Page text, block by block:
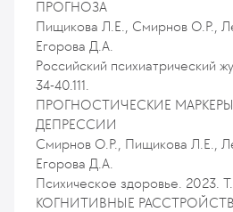
ПРОГНОЗА
Пищикова Л.Е., Смирнов О.Р.,
Егорова Д.А.
Российский психиатрический
34-40.111.
ПРОГНОСТИЧЕСКИЕ
ДЕПРЕССИИ
Смирнов О.Р., Пищикова Л.Е.,
Егорова Д.А.
Психическое здоровье. 2023.
КОГНИТИВНЫЕ